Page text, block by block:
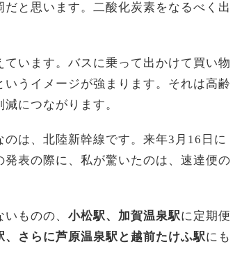
と思います。二酸化炭素をなるべく出
います。バスに乗って出かけて買い物
うイメージが強まります。それは高齢
につながります。
は、北陸新幹線です。来年3月16日に
表の際に、私が驚いたのは、速達便の
ものの、 小松駅、加賀温泉駅に定期便
、さらに芦原温泉駅と越前たけふ駅にも